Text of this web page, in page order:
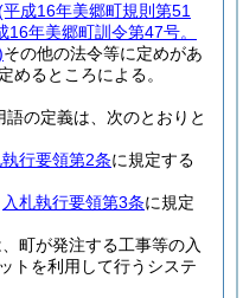
平成16年美郷町規則第51
16年美郷町訓令第47号。
その他の法令等に定めがあ
めるところによる。
語の定義は、次のとおりと
執行要領第2条に規定する
入札執行要領第3条に規定
町が発注する工事等の入
トを利用して行うシステ